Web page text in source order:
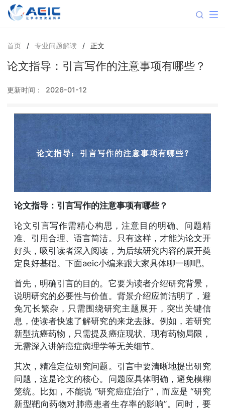
首页 / 专业问题解读 / 正文
论文指导：引言写作的注意事项有哪些？
更新时间： 2026-01-12
论文指导：引言写作的注意事项有哪些？
论文引言写作需精心构思，注意目的明确、问题精
准、引用合理、语言简洁。只有这样，才能为论文开
好头，吸引读者深入阅读，为后续研究内容的展开奠
定良好基础。下面aeic小编来跟大家具体聊一聊吧。
首先，明确引言的目的。它要为读者介绍研究背景，
说明研究的必要性与价值。背景介绍应简洁明了，避
免冗长繁杂，只需围绕研究主题展开，突出关键信
息，使读者快速了解研究的来龙去脉。例如，若研究
新型抗癌药物，只需提及癌症现状、现有药物局限，
无需深入讲解癌症病理学等无关细节。
其次，精准定位研究问题。引言中要清晰地提出研究
问题，这是论文的核心。问题应具体明确，避免模糊
笼统。比如，不能说 “研究癌症治疗”，而应是 “研究
新型靶向药物对肺癌患者生存率的影响”。同时，要